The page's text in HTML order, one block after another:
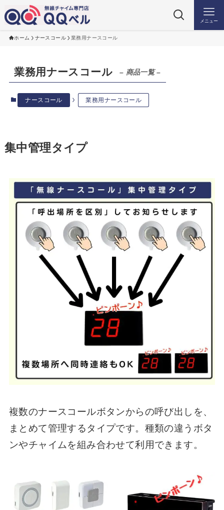
メニュー
ホーム ナースコール 業務用ナースコール
業務用ナースコール – 商品一覧 –
ナースコール 業務用ナースコール
集中管理タイプ
複数のナースコールボタンからの呼び出しを、
まとめて管理するタイプです。種類の違うボタ
ンやチャイムを組み合わせて利用できます。